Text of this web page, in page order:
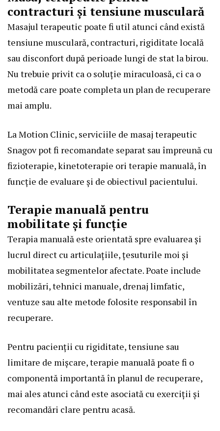
contracturi și tensiune musculară
Masajul terapeutic poate fi util atunci când există
tensiune musculară, contracturi, rigiditate locală
sau disconfort după perioade lungi de stat la birou.
Nu trebuie privit ca o soluție miraculoasă, ci ca o
metodă care poate completa un plan de recuperare
mai amplu.
La Motion Clinic, serviciile de masaj terapeutic
Snagovpot fi recomandate separat sau împreună cu
fizioterapie, kinetoterapie ori terapie manuală, în
funcție de evaluare și de obiectivul pacientului.
Terapie manuală pentru
mobilitate și funcție
Terapia manuală este orientată spre evaluarea și
lucrul direct cu articulațiile, țesuturile moi și
mobilitatea segmentelor afectate. Poate include
mobilizări, tehnici manuale, drenaj limfatic,
ventuze sau alte metode folosite responsabil în
recuperare.
Pentru pacienții cu rigiditate, tensiune sau
limitare de mișcare,terapie manuală poate fi o
componentă importantă în planul de recuperare,
mai ales atunci când este asociată cu exerciții și
recomandări clare pentru acasă.